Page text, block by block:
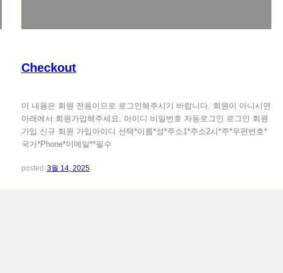
o
Checkout
이 내용은 회원 전용이므로 로그인해주시기 바랍니다. 회원이 아니시면
아래에서 회원가입해주세요. 아이디 비밀번호 자동로그인 로그인 회원
가입 신규 회원 가입아이디 선택*이름*성*주소1*주소2시*주*우편번호*
국가*Phone*이메일**필수
posted 3월 14, 2025